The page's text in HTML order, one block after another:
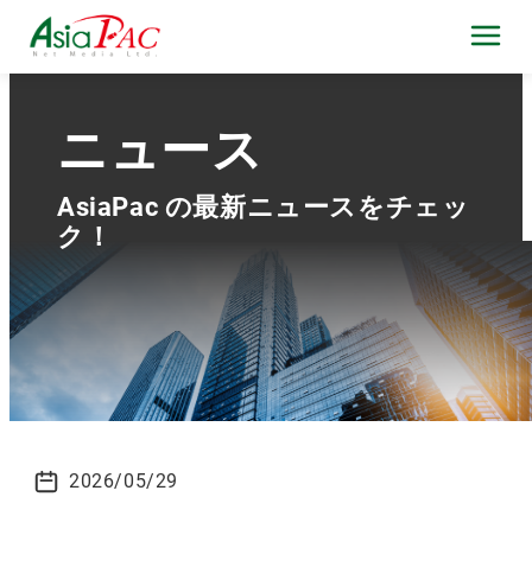
ニュース
AsiaPac の最新ニュースをチェッ
ク！
2026/05/29